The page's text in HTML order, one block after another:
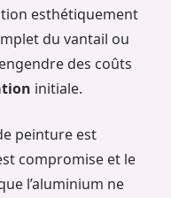
esthétiquement
du vantail ou
des coûts
initiale.
peinture est
compromise et le
l’aluminium ne